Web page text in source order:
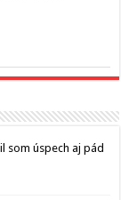
som úspech aj pád